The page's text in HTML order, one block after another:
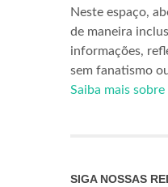
Neste espaço,
de maneira
informações,
sem fanatismo
Saiba mais
SIGA NOSSAS